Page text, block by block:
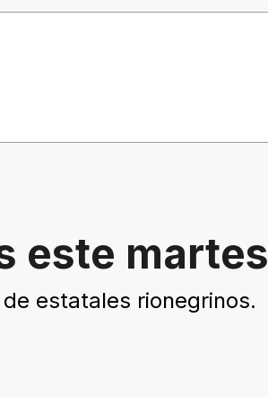
este martes
estatales rionegrinos.